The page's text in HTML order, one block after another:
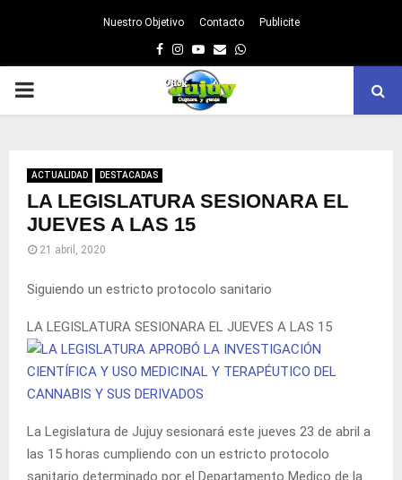
Nuestro Objetivo Contacto Publicite
Facebook
Instagram
Youtube
EmailWhatsapp
PRIMARY
ACTUALIDAD DESTACADAS
LA LEGISLATURA SESIONARA EL
JUEVES A LAS 15
21 abril, 2020
Siguiendo un estricto protocolo sanitario
LA LEGISLATURA SESIONARA EL JUEVES A LAS 15
La Legislatura de Jujuy sesionará este jueves 23 de abril a
las 15 horas cumpliendo con un estricto protocolo
sanitario determinado por el Departamento Medico de la